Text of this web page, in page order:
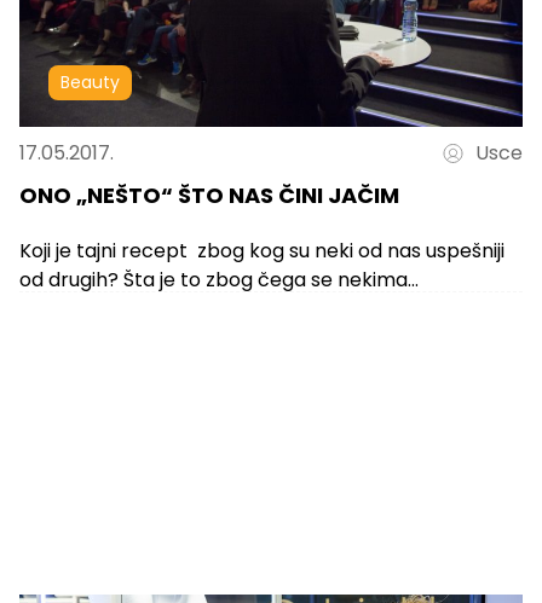
Beauty
17.05.2017. Usce
ONO „NEŠTO“ ŠTO NAS ČINI JAČIM
Koji je tajni recept zbog kog su neki od nas uspešniji
od drugih? Šta je to zbog čega se nekima...